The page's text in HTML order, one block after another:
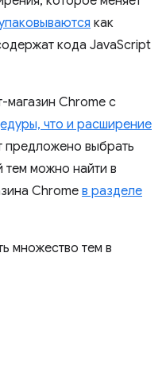
как
кода JavaScript
магазин Chrome с
что и расширение
предложено выбрать
тем можно найти в
Chrome в разделе
множество тем в